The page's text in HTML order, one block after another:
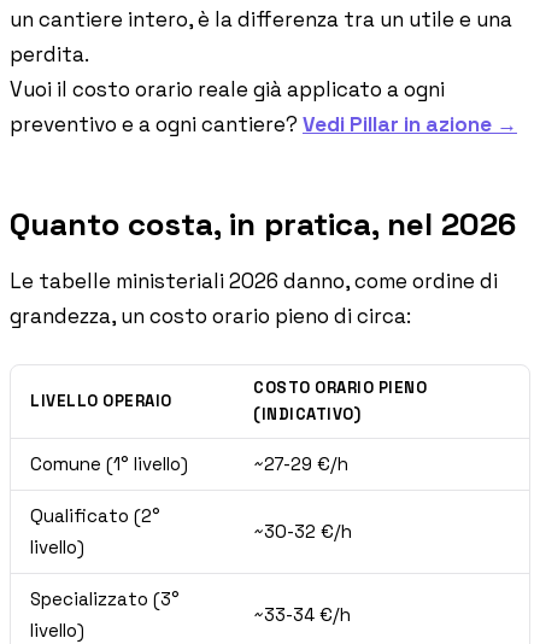
un cantiere intero, è la differenza tra un utile e una
perdita.
Vuoi il costo orario reale già applicato a ogni
preventivo e a ogni cantiere? Vedi Pillar in azione →
Quanto costa, in pratica, nel 2026
Le tabelle ministeriali 2026 danno, come ordine di
grandezza, un costo orario pieno di circa:
LIVELLO OPERAIO
COSTO ORARIO PIENO
(INDICATIVO)
Comune (1° livello) ~27-29 €/h
Qualificato (2°
livello)
~30-32 €/h
Specializzato (3°
livello)
~33-34 €/h